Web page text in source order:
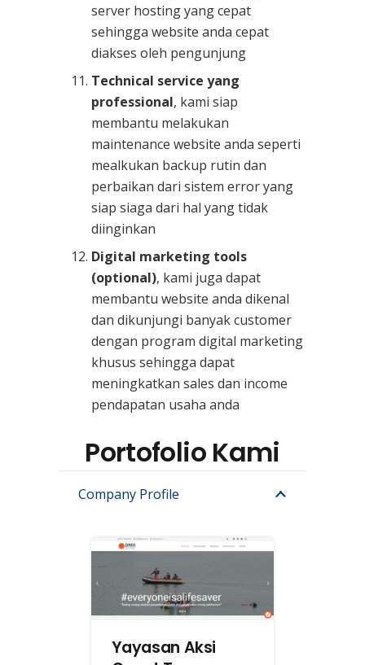
server hosting yang cepat
sehingga website anda cepat
diakses oleh pengunjung
Technical service yang
professional, kami siap
membantu melakukan
maintenance website anda seperti
mealkukan backup rutin dan
perbaikan dari sistem error yang
siap siaga dari hal yang tidak
diinginkan
Digital marketing tools
(optional), kami juga dapat
membantu website anda dikenal
dan dikunjungi banyak customer
dengan program digital marketing
khusus sehingga dapat
meningkatkan sales dan income
pendapatan usaha anda
Portofolio Kami
Company Profile
Yayasan Aksi